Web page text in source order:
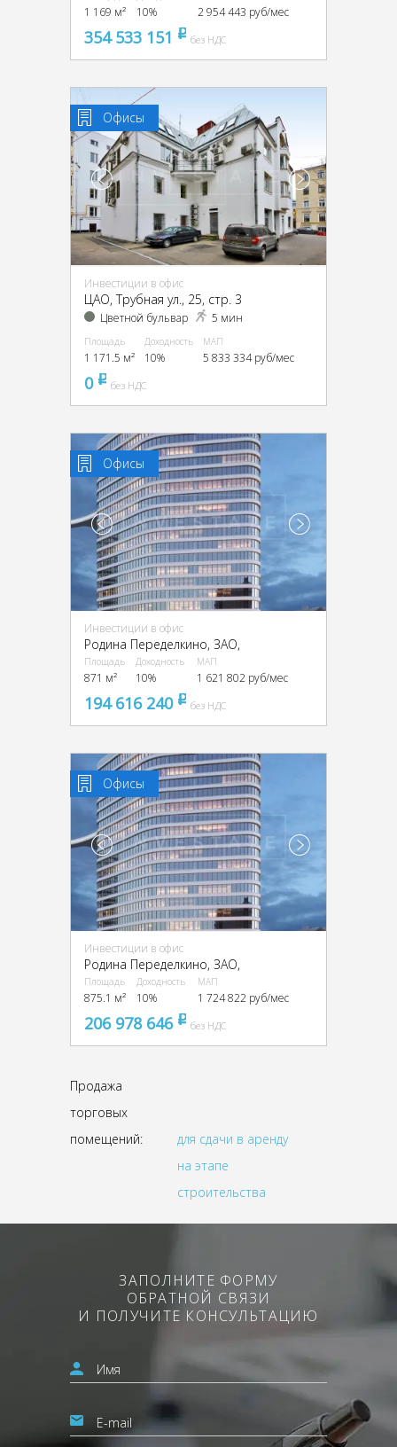
1 169 м² 10% 2 954 443 руб/мес
354 533 151 pуббез НДС
Офисы
Инвестиции в офис
ЦАО, Трубная ул., 25, стр. 3
Цветной бульвар 5 мин
Площадь
1 171.5 м²
Доходность
10%
МАП
5 833 334 руб/мес
0 pуббез НДС
Офисы
Инвестиции в офис
Родина Переделкино, ЗАО,
Площадь
871 м²
Доходность
10%
МАП
1 621 802 руб/мес
194 616 240 pуббез НДС
Офисы
Инвестиции в офис
Родина Переделкино, ЗАО,
Площадь
875.1 м²
Доходность
10%
МАП
1 724 822 руб/мес
206 978 646 pуббез НДС
Продажа
торговых
помещений:
для сдачи в аренду
на этапе
строительства
ЗАПОЛНИТЕ ФОРМУ
ОБРАТНОЙ СВЯЗИ
И ПОЛУЧИТЕ КОНСУЛЬТАЦИЮ